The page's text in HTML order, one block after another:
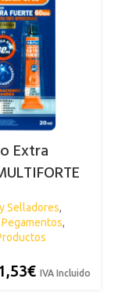
Extra
Selladores,
Pegamentos,
€ IVA Incluido